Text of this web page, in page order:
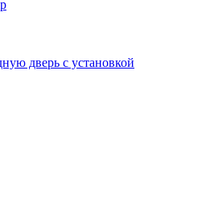
дверь с установкой